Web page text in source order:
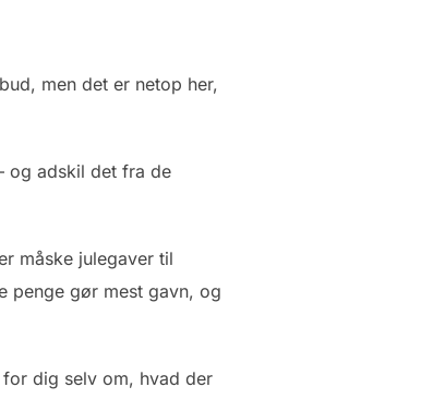
men det er netop her,
og adskil det fra de
måske julegaver til
penge gør mest gavn, og
dig selv om, hvad der